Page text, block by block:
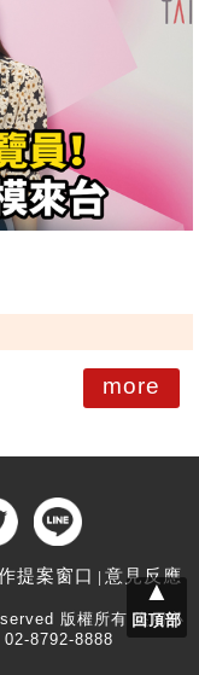
more
提案窗口 意見反應
版權所有 盜用必
02-8792-8888
▲
回頂部